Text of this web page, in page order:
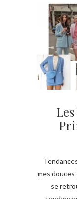
Tendances Mode Printemps Été 2020 Hello
mes douces
se